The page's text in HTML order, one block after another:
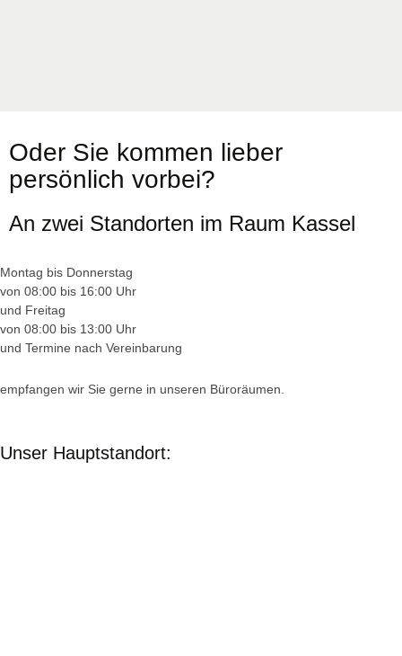
Oder Sie kommen lieber
persönlich vorbei?
An zwei Standorten im Raum Kassel
Montag bis Donnerstag
von 08:00 bis 16:00 Uhr
und Freitag
von 08:00 bis 13:00 Uhr
und Termine nach Vereinbarung
empfangen wir Sie gerne in unseren Büroräumen.
Unser Hauptstandort: